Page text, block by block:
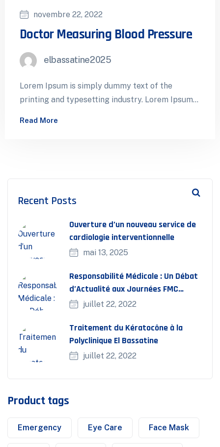
novembre 22, 2022
Doctor Measuring Blood Pressure
elbassatine2025
Lorem Ipsum is simply dummy text of the
printing and typesetting industry. Lorem Ipsum
Read More
Recent Posts
Ouverture d’un nouveau service de
cardiologie interventionnelle
mai 13, 2025
Responsabilité Médicale : Un Débat
d’Actualité aux Journées FMC
Bassatine
juillet 22, 2022
Traitement du Kératocône à la
Polyclinique El Bassatine
juillet 22, 2022
Product tags
Emergency Eye Care Face Mask